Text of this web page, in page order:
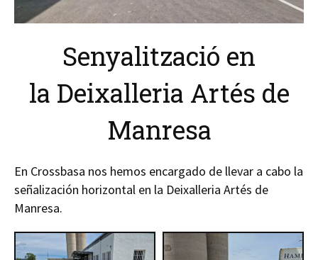
Senyalització en
la Deixalleria Artés de
Manresa
En Crossbasa nos hemos encargado de llevar a cabo la
señalización horizontal en la Deixalleria Artés de
Manresa.